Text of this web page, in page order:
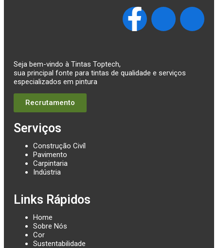
Seja bem-vindo à Tintas Toptech,
sua principal fonte para tintas de qualidade e serviços
especializados em pintura
Recrutamento
Serviços
Construção Civíl
Pavimento
Carpintaria
Indústria
Links Rápidos
Home
Sobre Nós
Cor
Sustentabilidade